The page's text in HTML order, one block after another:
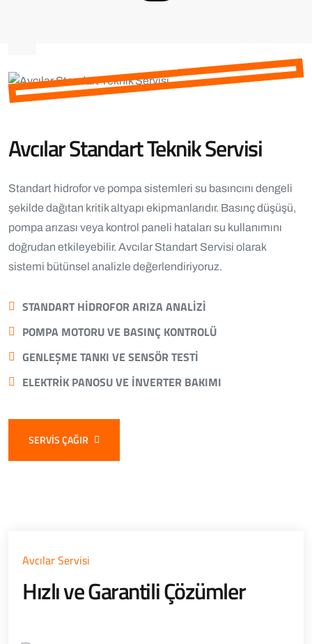
Avcılar Standart Teknik Servisi
Standart hidrofor ve pompa sistemleri su basıncını dengeli
şekilde dağıtan kritik altyapı ekipmanlarıdır. Basınç düşüşü,
pompa arızası veya kontrol paneli hataları su kullanımını
doğrudan etkileyebilir. Avcılar Standart Servisi olarak
sistemi bütünsel analizle değerlendiriyoruz.
STANDART HIDROFOR ARIZA ANALIZI
POMPA MOTORU VE BASINÇ KONTROLÜ
GENLEŞME TANKI VE SENSÖR TESTI
ELEKTRIK PANOSU VE INVERTER BAKIMI
SERVIS ÇAĞIR
Avcılar Servisi
Hızlı ve Garantili Çözümler